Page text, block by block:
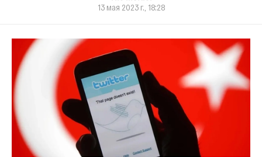
13 мая 2023 г., 18:28